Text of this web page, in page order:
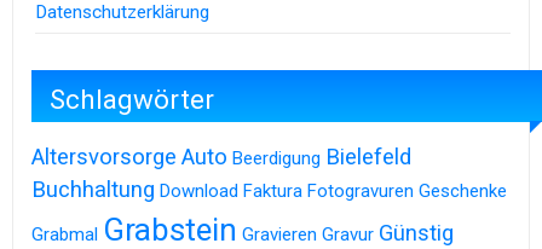
Datenschutzerklärung
Schlagwörter
Altersvorsorge Auto Beerdigung Bielefeld
Buchhaltung Download Faktura Fotogravuren Geschenke
Grabmal Grabstein Gravieren Gravur Günstig